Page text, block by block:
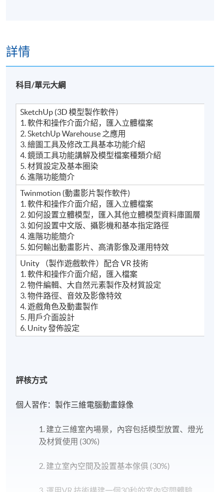
詳情
科目/單元大綱
SketchUp (3D 模型製作軟件)
1. 軟件和操作介面介紹，匯入立體檔案
2. SketchUp Warehouse 之應用
3. 繪圖工具及修改工具基本功能介紹
4. 鏡頭工具功能講解及模型檔案種類介紹
5. 材質設定及基本圈染
6. 進階功能簡介
Twinmotion (動畫影片製作軟件)
1. 軟件和操作介面介紹，匯入立體檔案
2. 如何設置立體模型，匯入其他立體模型資料庫圖層
3. 如何設置中文版、攝影機和基本指定路徑
4. 進階功能簡介
5. 如何輸出動畫影片、高清影像及運用特效
Unity （製作遊戲軟件）配合 VR 技術
1. 軟件和操作介面介紹，匯入檔案
2. 物件編輯、大自然元素製作及材質設定
3. 物件路徑、音效及影像特效
4. 遊戲角色及動畫製作
5. 用戶介面設計
6. Unity 發佈設定
評核方式
個人習作：製作三維電腦動畫錄像
1. 建立三維室內場景，內容包括模型放置、燈光
及材質使用 (30%)
2. 建立室內空間及設置基本傢俱 (30%)